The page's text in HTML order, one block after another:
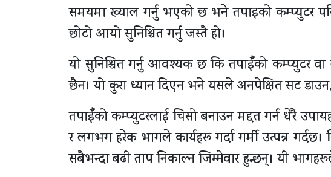
समयमा ख्याल गर्नु भएको छ भने तपाइको कम्प्युटर
छोटो आयो सुनिश्चित गर्नु जस्तै हो।
यो सुनिश्चित गर्नु आवश्यक छ कि तपाईँको कम्प्युटर
छैन। यो कुरा ध्यान दिएन भने यसले अनपेक्षित सट डाउन,
तपाईँको कम्प्युटरलाई चिसो बनाउन मद्दत गर्न धेरै
र लगभग हरेक भागले कार्यहरू गर्दा गर्मी उत्पन्न
सबैभन्दा बढी ताप निकाल्न जिम्मेवार हुन्छन्। यी